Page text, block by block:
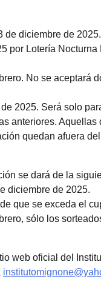
de diciembre de 2025.
por Lotería
No se aceptará
2025. Será solo
anteriores.
quedan afuera
se dará de la
diciembre de 2025.
que se exceda el
sólo los
web oficial del